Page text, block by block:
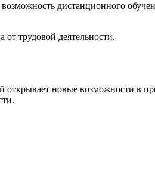
дистанционного
трудовой деятельности.
новые возможности в